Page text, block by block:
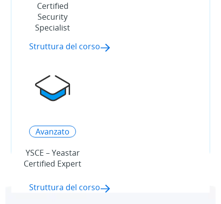
Certified
Security
Specialist
Struttura del corso
Avanzato
YSCE – Yeastar
Certified Expert
Struttura del corso